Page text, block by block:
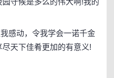
守候是多么的伟大啊!我的
感动，令我学会一诺千金
天下佳肴更加的有意义!